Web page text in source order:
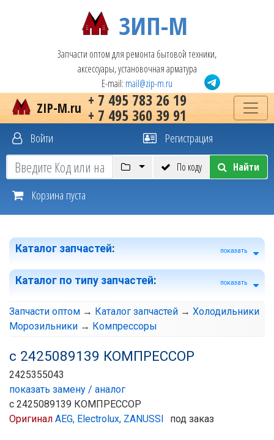
ЗИП-М
Запчасти оптом для ремонта бытовой техники,
аксессуары, установочная арматура
E-mail: mail@zip-m.ru
+ 7 495 783 26 19
+ 7 495 360 39 91
ZIP-M.ru
Войти Регистрация
По коду Найти
Корзина пуста
Каталог запчастей: показать
Каталог по типу запчастей: показать
Запчасти оптом → Каталог запчастей → Холодильники
Морозильники → Компрессоры
с 2425089139 КОМПРЕССОР
2425355043
показать замену / аналог
с 2425089139 КОМПРЕССОР
Оригинал AEG, Electrolux, ZANUSSI под заказ